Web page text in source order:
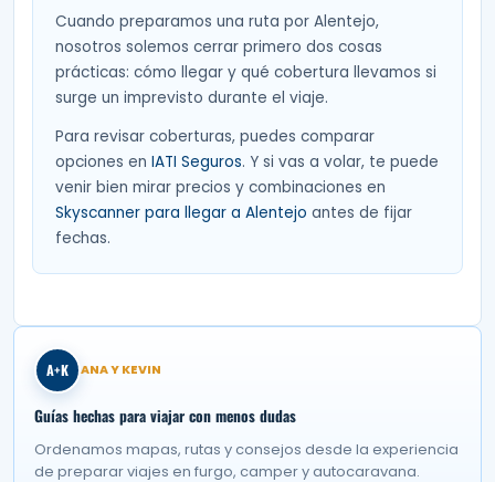
Cuando preparamos una ruta por Alentejo,
nosotros solemos cerrar primero dos cosas
prácticas: cómo llegar y qué cobertura llevamos si
surge un imprevisto durante el viaje.
Para revisar coberturas, puedes comparar
opciones en IATI Seguros. Y si vas a volar, te puede
venir bien mirar precios y combinaciones en
Skyscanner para llegar a Alentejo antes de fijar
fechas.
A+K ANA Y KEVIN
Guías hechas para viajar con menos dudas
Ordenamos mapas, rutas y consejos desde la experiencia
de preparar viajes en furgo, camper y autocaravana.